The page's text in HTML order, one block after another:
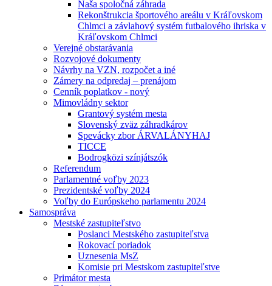
Naša spoločná záhrada
Rekonštrukcia športového areálu v Kráľovskom
Chlmci a závlahový systém futbalového ihriska v
Kráľovskom Chlmci
Verejné obstarávania
Rozvojové dokumenty
Návrhy na VZN, rozpočet a iné
Zámery na odpredaj – prenájom
Cenník poplatkov - nový
Mimovládny sektor
Grantový systém mesta
Slovenský zväz záhradkárov
Spevácky zbor ÁRVALÁNYHAJ
TICCE
Bodrogközi színjátszók
Referendum
Parlamentné voľby 2023
Prezidentské voľby 2024
Voľby do Európskeho parlamentu 2024
Samospráva
Mestské zastupiteľstvo
Poslanci Mestského zastupiteľstva
Rokovací poriadok
Uznesenia MsZ
Komisie pri Mestskom zastupiteľstve
Primátor mesta